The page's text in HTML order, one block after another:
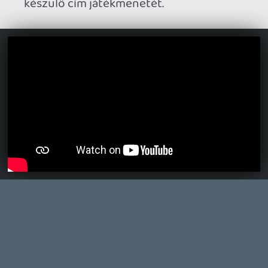
simán változhatott.
Nem volt itt hír róla, hogy a Sony nemrég
765 millió dolláros veszteséget írt le a